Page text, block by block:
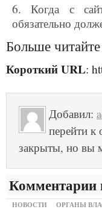
Когда с
обязательно
Больше читайте
Короткий URL:
Добавил:
перейти к
закрыты, но вы
Комментарии
НОВОСТИ ОРГАНЫ